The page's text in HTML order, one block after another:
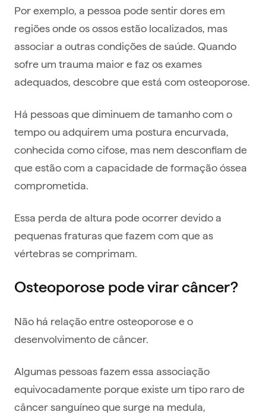
Por exemplo, a pessoa pode sentir dores em
regiões onde os ossos estão localizados, mas
associar a outras condições de saúde. Quando
sofre um trauma maior e faz os exames
adequados, descobre que está com osteoporose.
Há pessoas que diminuem de tamanho com o
tempo ou adquirem uma postura encurvada,
conhecida como cifose, mas nem desconfiam de
que estão com a capacidade de formação óssea
comprometida.
Essa perda de altura pode ocorrer devido a
pequenas fraturas que fazem com que as
vértebras se comprimam.
Osteoporose pode virar câncer?
Não há relação entre osteoporose e o
desenvolvimento de câncer.
Algumas pessoas fazem essa associação
equivocadamente porque existe um tipo raro de
câncer sanguíneo que surge na medula,